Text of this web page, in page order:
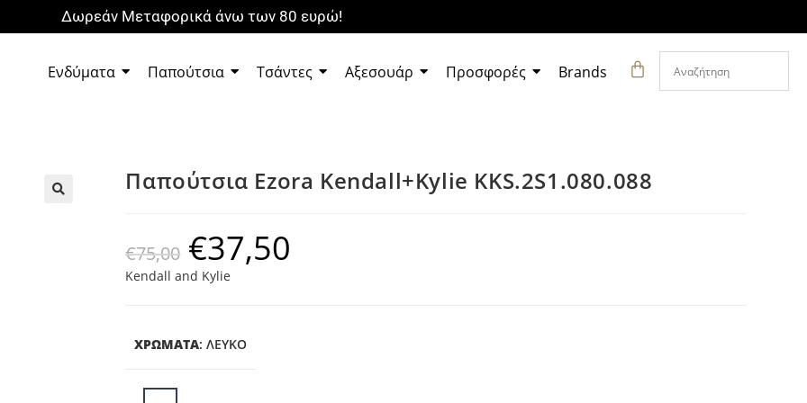
Δωρεάν Μεταφορικά άνω των 80 ευρώ!
Ενδύματα Παπούτσια Τσάντες Αξεσουάρ Προσφορές Brands
Παπούτσια Ezora Kendall+Kylie KKS.2S1.080.088
€75,00 €37,50
Kendall and Kylie
ΧΡΩΜΑΤΑ: ΛΕΥΚΌ